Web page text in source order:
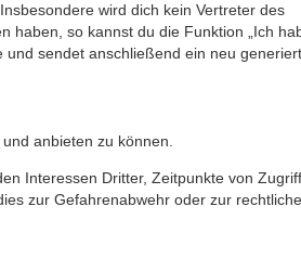
wird dich kein Vertreter des
haben, so kannst du die Funktion „Ich
und sendet anschließend ein neu
anbieten zu können.
Interessen Dritter, Zeitpunkte von
zur Gefahrenabwehr oder zur